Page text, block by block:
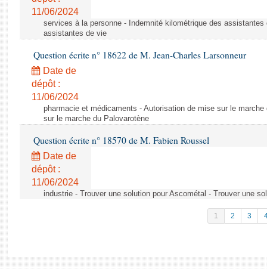
11/06/2024
services à la personne - Indemnité kilométrique des
assistantes de vie
Question écrite n° 18622 de M. Jean-Charles Larsonneur
Date de
dépôt :
11/06/2024
pharmacie et médicaments - Autorisation de mise sur le
sur le marche du Palovarotène
Question écrite n° 18570 de M. Fabien Roussel
Date de
dépôt :
11/06/2024
industrie - Trouver une solution pour Ascométal - Trouver une
1 2 3